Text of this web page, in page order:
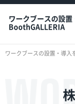
ワークブースの設
BoothGALLERIA
ワークブースの設置・導入